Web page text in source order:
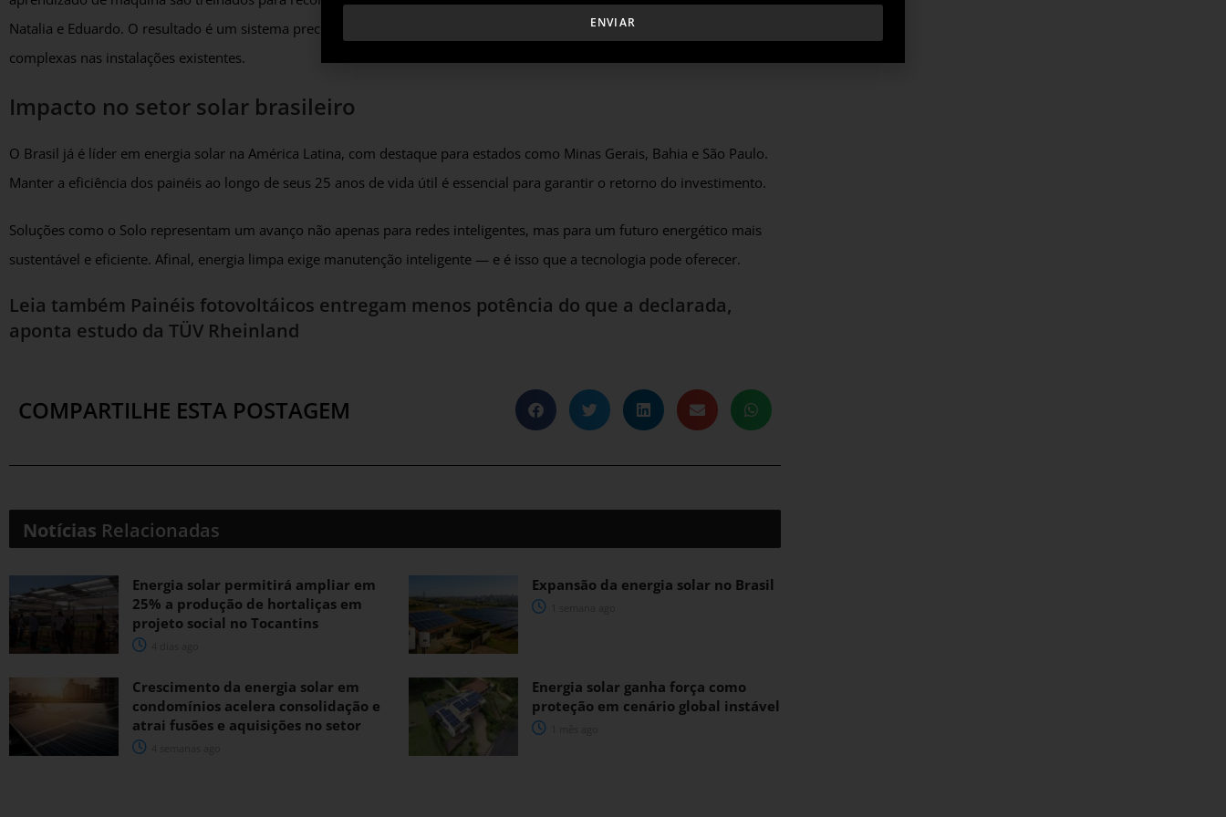
Natalia e Eduardo. O resultado é um sistema preciso e autônomo, que opera localmente sem exigir modificações
complexas nas instalações existentes.
Impacto no setor solar brasileiro
O Brasil já é líder em energia solar na América Latina, com destaque para estados como Minas Gerais, Bahia e São Paulo.
Manter a eficiência dos painéis ao longo de seus 25 anos de vida útil é essencial para garantir o retorno do investimento.
Soluções como o Solo representam um avanço não apenas para redes inteligentes, mas para um futuro energético mais
sustentável e eficiente. Afinal, energia limpa exige manutenção inteligente — e é isso que a tecnologia pode oferecer.
Leia também Painéis fotovoltáicos entregam menos potência do que a declarada,
aponta estudo da TÜV Rheinland
COMPARTILHE ESTA POSTAGEM
Notícias Relacionadas
Energia solar permitirá ampliar em
25% a produção de hortaliças em
projeto social no Tocantins
Expansão da energia solar no Brasil
Crescimento da energia solar em
condomínios acelera consolidação e
atrai fusões e aquisições no setor
Energia solar ganha força como
proteção em cenário global instável
ENVIAR